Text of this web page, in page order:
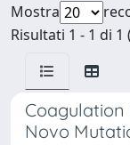
Mostra
Risultati 1 - 1 di
Coagulation
Novo